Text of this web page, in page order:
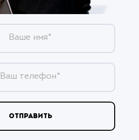
Ваше имя*
Ваш телефон*
ОТПРАВИТЬ